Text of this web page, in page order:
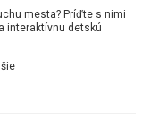
mesta? Príďte s nimi
interaktívnu detskú